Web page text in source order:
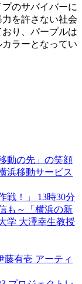
のサバイバーに
を許さない社会
り、パープルは
ラーとなってい
動の先」の笑顔
浜移動サービス
戦！」 13時30分
も～「横浜の新
学 大澤幸生教授
藤有壱 アーティ